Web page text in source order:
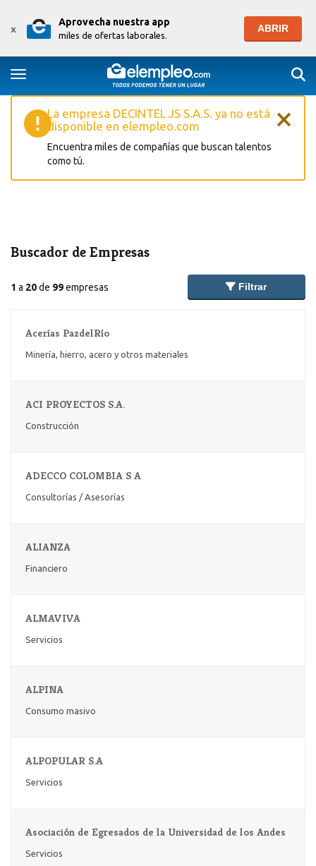
x
Aprovecha nuestra app
miles de ofertas laborales.
ABRIR
Toggle navigation
La empresa DECINTEL JS S.A.S. ya no está
disponible en elempleo.com
Encuentra miles de compañías que buscan talentos
como tú.
×
Buscador de Empresas
1 a 20de 99empresas Filtrar
Acerías PazdelRío
Minería, hierro, acero y otros materiales
ACI PROYECTOS S.A.
Construcción
ADECCO COLOMBIA S A
Consultorías / Asesorías
ALIANZA
Financiero
ALMAVIVA
Servicios
ALPINA
Consumo masivo
ALPOPULAR S.A
Servicios
Asociación de Egresados de la Universidad de los Andes
Servicios